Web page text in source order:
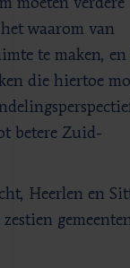
moeten verdere
waarom van
te maken, en
die hiertoe
betere Zuid-
Heerlen en